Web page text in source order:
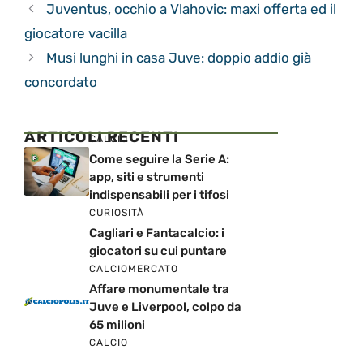
Juventus, occhio a Vlahovic: maxi offerta ed il
giocatore vacilla
Musi lunghi in casa Juve: doppio addio già
concordato
ARTICOLI RECENTI
CALCIO
Come seguire la Serie A:
app, siti e strumenti
indispensabili per i tifosi
CURIOSITÀ
Cagliari e Fantacalcio: i
giocatori su cui puntare
CALCIOMERCATO
Affare monumentale tra
Juve e Liverpool, colpo da
65 milioni
CALCIO